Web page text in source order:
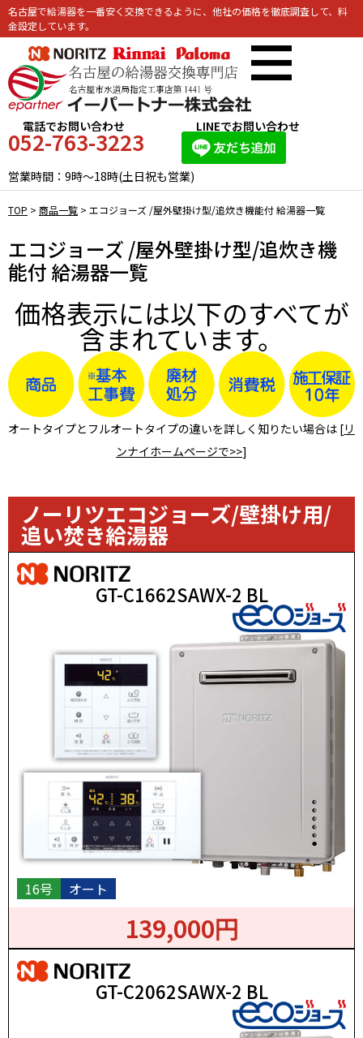
名古屋で給湯器を一番安く交換できるように、他社の価格を徹底調査して、料
金設定しています。
電話でお問い合わせ
052-763-3223
LINEでお問い合わせ
営業時間：9時～18時(土日祝も営業)
TOP > 商品一覧 > エコジョーズ /屋外壁掛け型/追炊き機能付 給湯器一覧
エコジョーズ /屋外壁掛け型/追炊き機
能付 給湯器一覧
価格表示には以下のすべてが
含まれています。
オートタイプとフルオートタイプの違いを詳しく知りたい場合は [リ
ンナイホームページで>>]
ノーリツエコジョーズ/壁掛け用/
追い焚き給湯器
GT-C1662SAWX-2 BL
16号 オート
139,000円
GT-C2062SAWX-2 BL